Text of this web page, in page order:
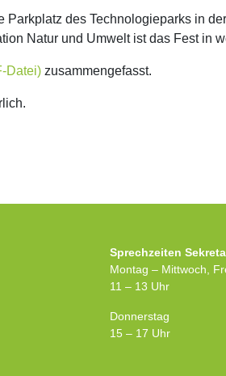
des Technologieparks in
Natur und Umwelt ist das Fest in
Datei) zusammengefasst.
Sprechzeiten
Montag – Mittwoch,
11 – 13 Uhr
Donnerstag
15 – 17 Uhr